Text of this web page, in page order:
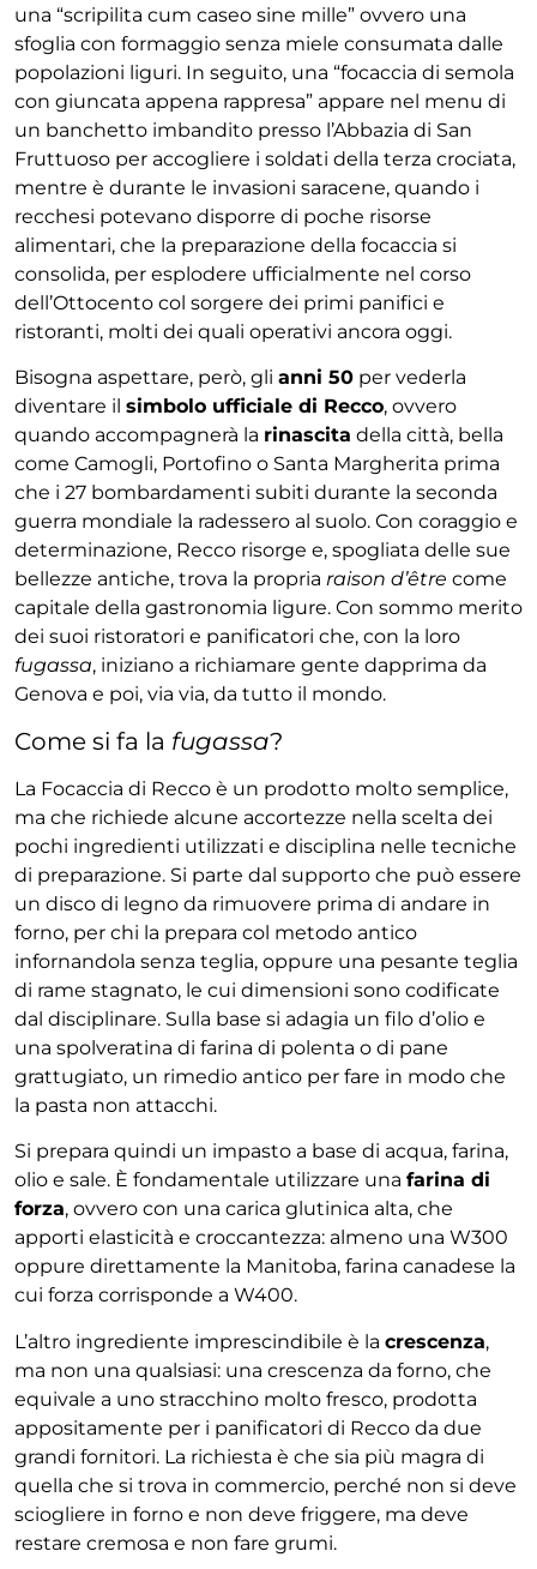
una “scripilita cum caseo sine mille” ovvero una
sfoglia con formaggio senza miele consumata dalle
popolazioni liguri. In seguito, una “focaccia di semola
con giuncata appena rappresa” appare nel menu di
un banchetto imbandito presso l’Abbazia di San
Fruttuoso per accogliere i soldati della terza crociata,
mentre è durante le invasioni saracene, quando i
recchesi potevano disporre di poche risorse
alimentari, che la preparazione della focaccia si
consolida, per esplodere ufficialmente nel corso
dell’Ottocento col sorgere dei primi panifici e
ristoranti, molti dei quali operativi ancora oggi.
Bisogna aspettare, però, gli anni 50 per vederla
diventare il simbolo ufficiale di Recco, ovvero
quando accompagnerà la rinascita della città, bella
come Camogli, Portofino o Santa Margherita prima
che i 27 bombardamenti subiti durante la seconda
guerra mondiale la radessero al suolo. Con coraggio e
determinazione, Recco risorge e, spogliata delle sue
bellezze antiche, trova la propria raison d’être come
capitale della gastronomia ligure. Con sommo merito
dei suoi ristoratori e panificatori che, con la loro
fugassa, iniziano a richiamare gente dapprima da
Genova e poi, via via, da tutto il mondo.
Come si fa la fugassa?
La Focaccia di Recco è un prodotto molto semplice,
ma che richiede alcune accortezze nella scelta dei
pochi ingredienti utilizzati e disciplina nelle tecniche
di preparazione. Si parte dal supporto che può essere
un disco di legno da rimuovere prima di andare in
forno, per chi la prepara col metodo antico
infornandola senza teglia, oppure una pesante teglia
di rame stagnato, le cui dimensioni sono codificate
dal disciplinare. Sulla base si adagia un filo d’olio e
una spolveratina di farina di polenta o di pane
grattugiato, un rimedio antico per fare in modo che
la pasta non attacchi.
Si prepara quindi un impasto a base di acqua, farina,
olio e sale. È fondamentale utilizzare una farina di
forza, ovvero con una carica glutinica alta, che
apporti elasticità e croccantezza: almeno una W300
oppure direttamente la Manitoba, farina canadese la
cui forza corrisponde a W400.
L’altro ingrediente imprescindibile è la crescenza,
ma non una qualsiasi: una crescenza da forno, che
equivale a uno stracchino molto fresco, prodotta
appositamente per i panificatori di Recco da due
grandi fornitori. La richiesta è che sia più magra di
quella che si trova in commercio, perché non si deve
sciogliere in forno e non deve friggere, ma deve
restare cremosa e non fare grumi.